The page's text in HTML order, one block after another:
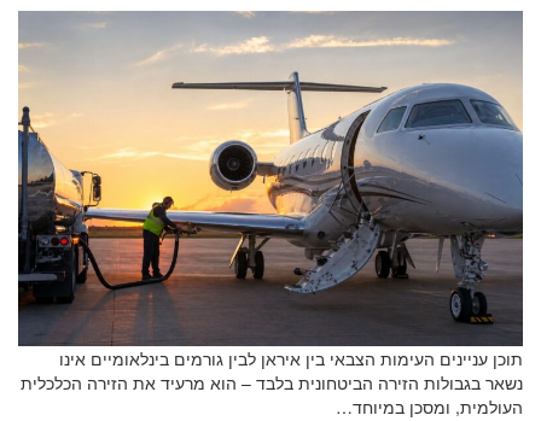
תוכן עניינים העימות הצבאי בין איראן לבין גורמים בינלאומיים אינו
נשאר בגבולות הזירה הביטחונית בלבד – הוא מרעיד את הזירה הכלכלית
העולמית, ומסכן במיוחד…